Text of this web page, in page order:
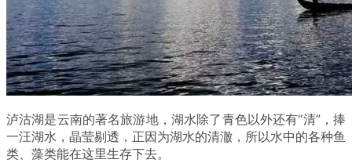
泸沽湖是云南的著名旅游地，湖水除了青色以外还有“清”，捧
一汪湖水，晶莹剔透，正因为湖水的清澈，所以水中的各种鱼
类、藻类能在这里生存下去。